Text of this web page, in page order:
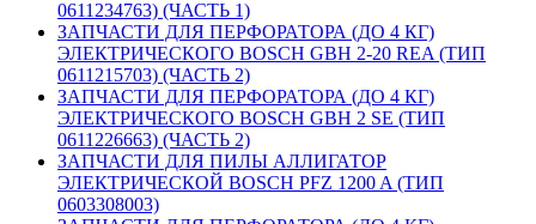
0611234763) (ЧАСТЬ 1)
ЗАПЧАСТИ ДЛЯ ПЕРФОРАТОРА (ДО 4 КГ)
ЭЛЕКТРИЧЕСКОГО BOSCH GBH 2-20 REA (ТИП
0611215703) (ЧАСТЬ 2)
ЗАПЧАСТИ ДЛЯ ПЕРФОРАТОРА (ДО 4 КГ)
ЭЛЕКТРИЧЕСКОГО BOSCH GBH 2 SE (ТИП
0611226663) (ЧАСТЬ 2)
ЗАПЧАСТИ ДЛЯ ПИЛЫ АЛЛИГАТОР
ЭЛЕКТРИЧЕСКОЙ BOSCH PFZ 1200 A (ТИП
0603308003)